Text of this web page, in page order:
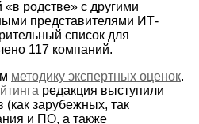
родстве» с другими
представителями ИТ-
список для
117 компаний.
методику экспертных оценок.
редакция выступили
(как зарубежных, так
и ПО, а также